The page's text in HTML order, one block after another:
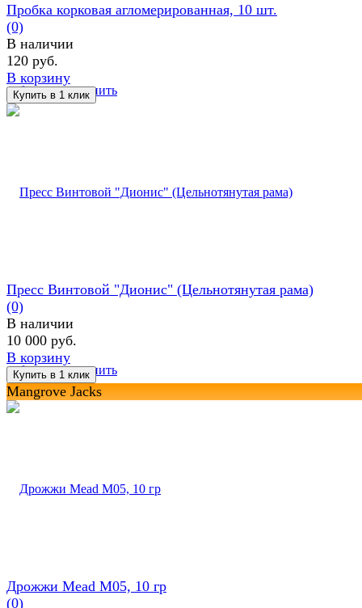
избранное сравнить
Пробка корковая агломерированная, 10 шт.
(0)
В наличии
120 руб.
В корзину
избранное сравнить
Пресс Винтовой "Дионис" (Цельнотянутая рама)
(0)
В наличии
10 000 руб.
В корзину
Mangrove Jacks
Дрожжи Mead M05, 10 гр
(0)